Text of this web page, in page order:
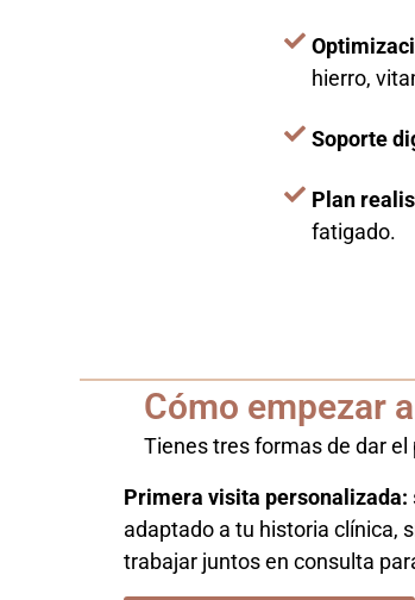
hierro,
Soporte
Plan
fatigado.
Cómo empezar
Tienes tres formas de dar el
Primera visita personalizada:
adaptado a tu historia clínica,
trabajar juntos en consulta